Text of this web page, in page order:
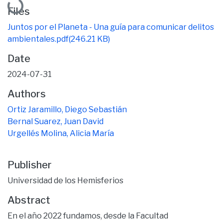
Files
Juntos por el Planeta - Una guía para comunicar delitos
ambientales.pdf(246.21 KB)
Date
2024-07-31
Authors
Ortiz Jaramillo, Diego Sebastián
Bernal Suarez, Juan David
Urgellés Molina, Alicia María
Publisher
Universidad de los Hemisferios
Abstract
En el año 2022 fundamos, desde la Facultad